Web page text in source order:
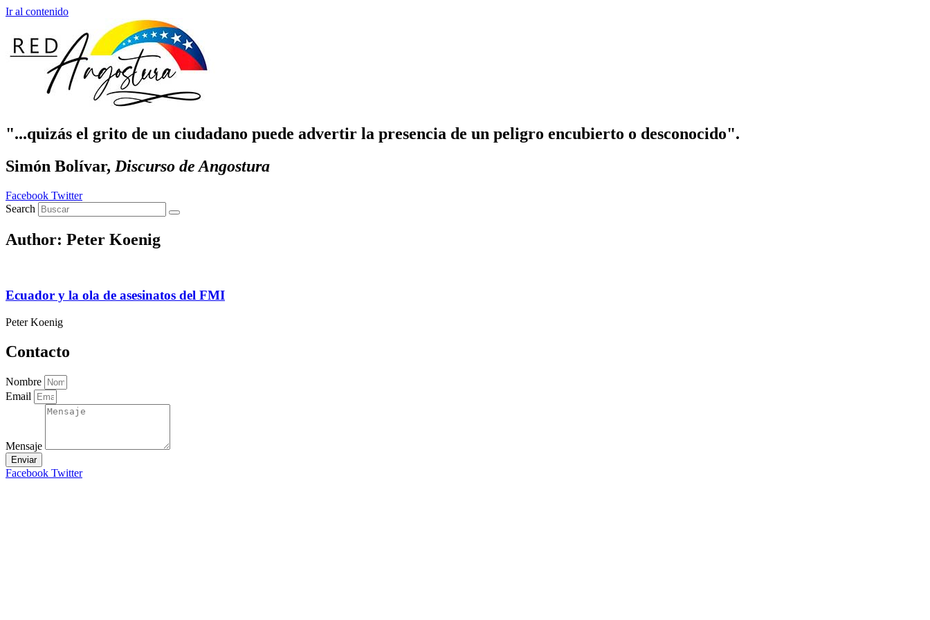
Ir al contenido
"...quizás el grito de un ciudadano puede advertir la presencia de un peligro encubierto o desconocido".
Simón Bolívar, Discurso de Angostura
Facebook Twitter
Search
Author: Peter Koenig
Ecuador y la ola de asesinatos del FMI
Peter Koenig
Contacto
Nombre
Email
Mensaje
Enviar
Facebook Twitter